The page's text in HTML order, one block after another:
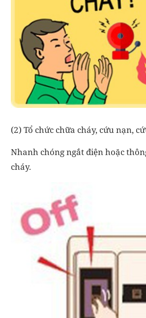
(2) Tổ chức chữa cháy, cứu nạn,
Nhanh chóng ngắt điện hoặc
cháy.